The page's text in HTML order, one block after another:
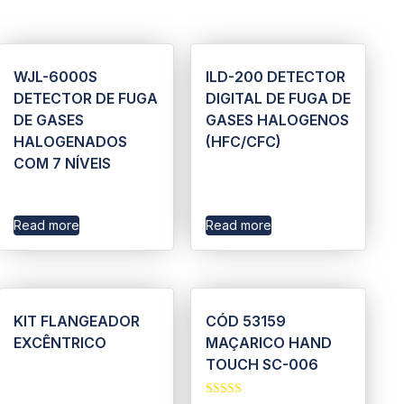
WJL-6000S
DETECTOR DE FUGA
DE GASES
HALOGENADOS
COM 7 NÍVEIS
Read more
ILD-200 DETECTOR
DIGITAL DE FUGA DE
GASES HALOGENOS
(HFC/CFC)
Read more
KIT FLANGEADOR
EXCÊNTRICO
CÓD 53159
MAÇARICO HAND
TOUCH SC-006